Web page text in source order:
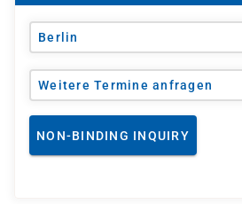
Berlin
Weitere Termine anfragen
NON-BINDING INQUIRY